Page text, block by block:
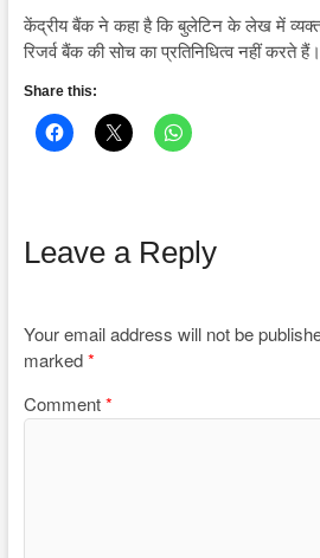
केंद्रीय बैंक ने कहा है कि बुलेटिन के लेख में
रिजर्व बैंक की सोच का प्रतिनिधित्व नहीं करते हैं।
Share this:
Leave a Reply
Your email address will not be
marked*
Comment*